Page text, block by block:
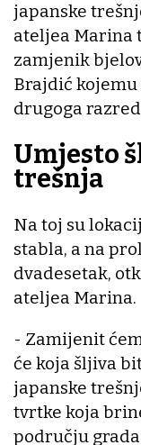
japanske
ateljea Marina
zamjenik
Brajdić
drugoga
Umjesto
trešnja
Na toj su
stabla, a na
dvadesetak,
ateljea Marina.
- Zamijenit
će koja šljiva
japanske
tvrtke koja
području